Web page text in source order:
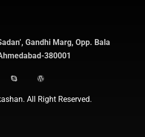
Gandhi Marg, Opp. Bala
380001
All Right Reserved.